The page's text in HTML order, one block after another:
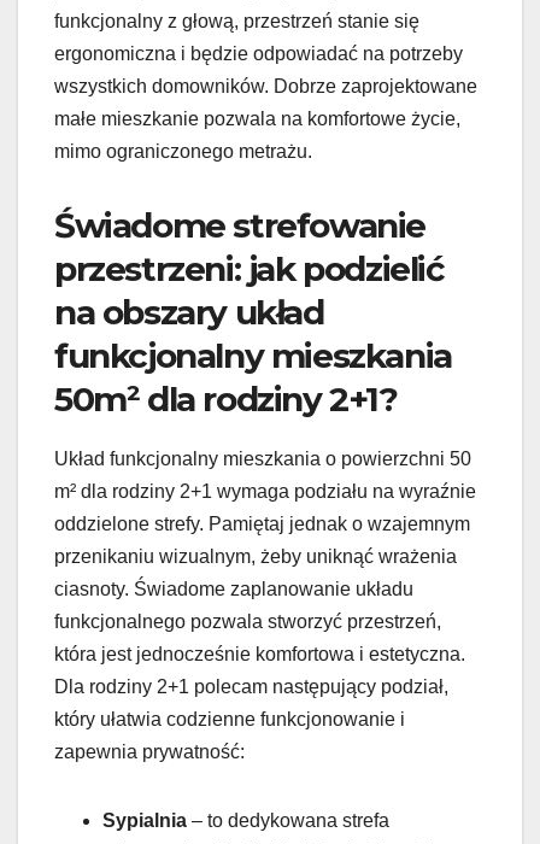
funkcjonalny z głową, przestrzeń stanie się
ergonomiczna i będzie odpowiadać na potrzeby
wszystkich domowników. Dobrze zaprojektowane
małe mieszkanie pozwala na komfortowe życie,
mimo ograniczonego metrażu.
Świadome strefowanie
przestrzeni: jak podzielić
na obszary układ
funkcjonalny mieszkania
50m² dla rodziny 2+1?
Układ funkcjonalny mieszkania o powierzchni 50
m² dla rodziny 2+1 wymaga podziału na wyraźnie
oddzielone strefy. Pamiętaj jednak o wzajemnym
przenikaniu wizualnym, żeby uniknąć wrażenia
ciasnoty. Świadome zaplanowanie układu
funkcjonalnego pozwala stworzyć przestrzeń,
która jest jednocześnie komfortowa i estetyczna.
Dla rodziny 2+1 polecam następujący podział,
który ułatwia codzienne funkcjonowanie i
zapewnia prywatność:
Sypialnia – to dedykowana strefa